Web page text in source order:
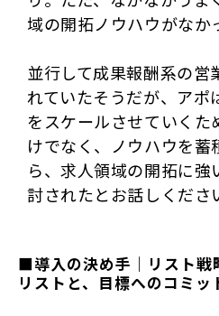
域の開拓ノウハウがなか
並行して成果報酬系の営
れていたそうだが、アポ
をスケールさせていくた
けでなく、ノウハウを
ら、求人領域の開拓に強
討されたとお話しくださ
■導入の決め手｜リスト戦
リストと、目標へのコミッ